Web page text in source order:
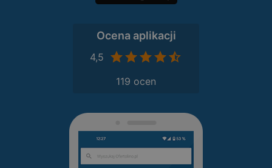
Ocena aplikacji
4,5
119 ocen